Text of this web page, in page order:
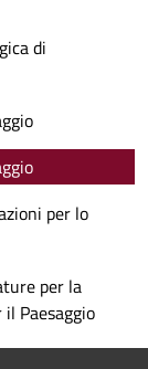
di
per lo
per la
Paesaggio